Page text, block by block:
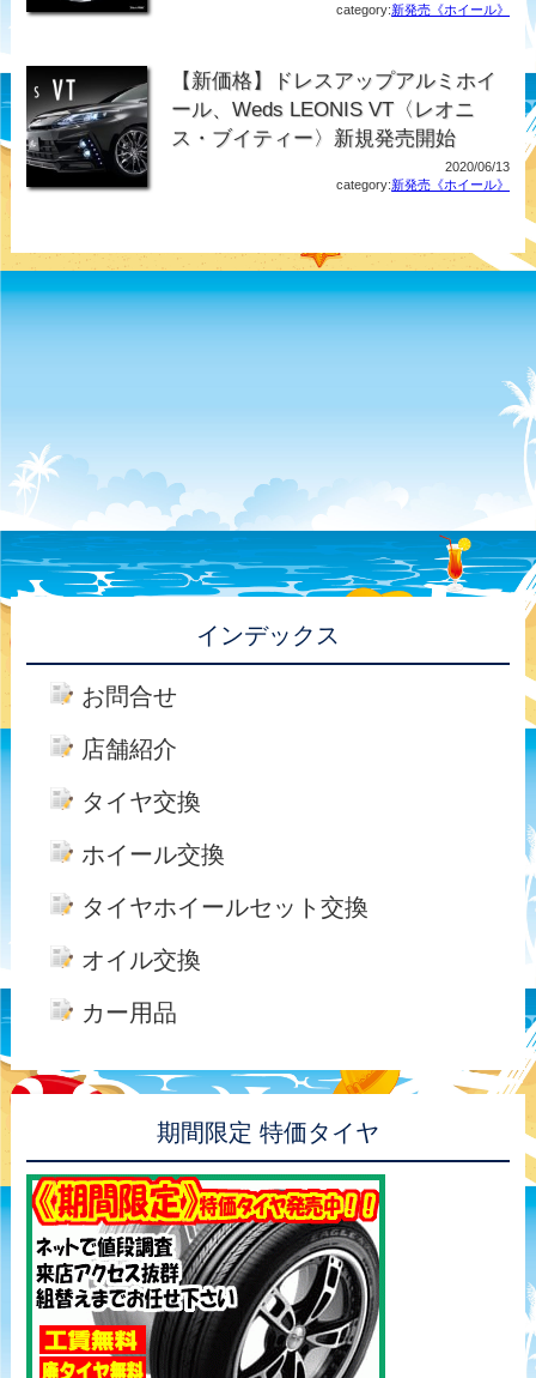
category:新発売《ホイール》
【新価格】ドレスアップアルミホイ
ール、Weds LEONIS VT〈レオニ
ス・ブイティー〉新規発売開始
2020/06/13
category:新発売《ホイール》
インデックス
お問合せ
店舗紹介
タイヤ交換
ホイール交換
タイヤホイールセット交換
オイル交換
カー用品
期間限定 特価タイヤ